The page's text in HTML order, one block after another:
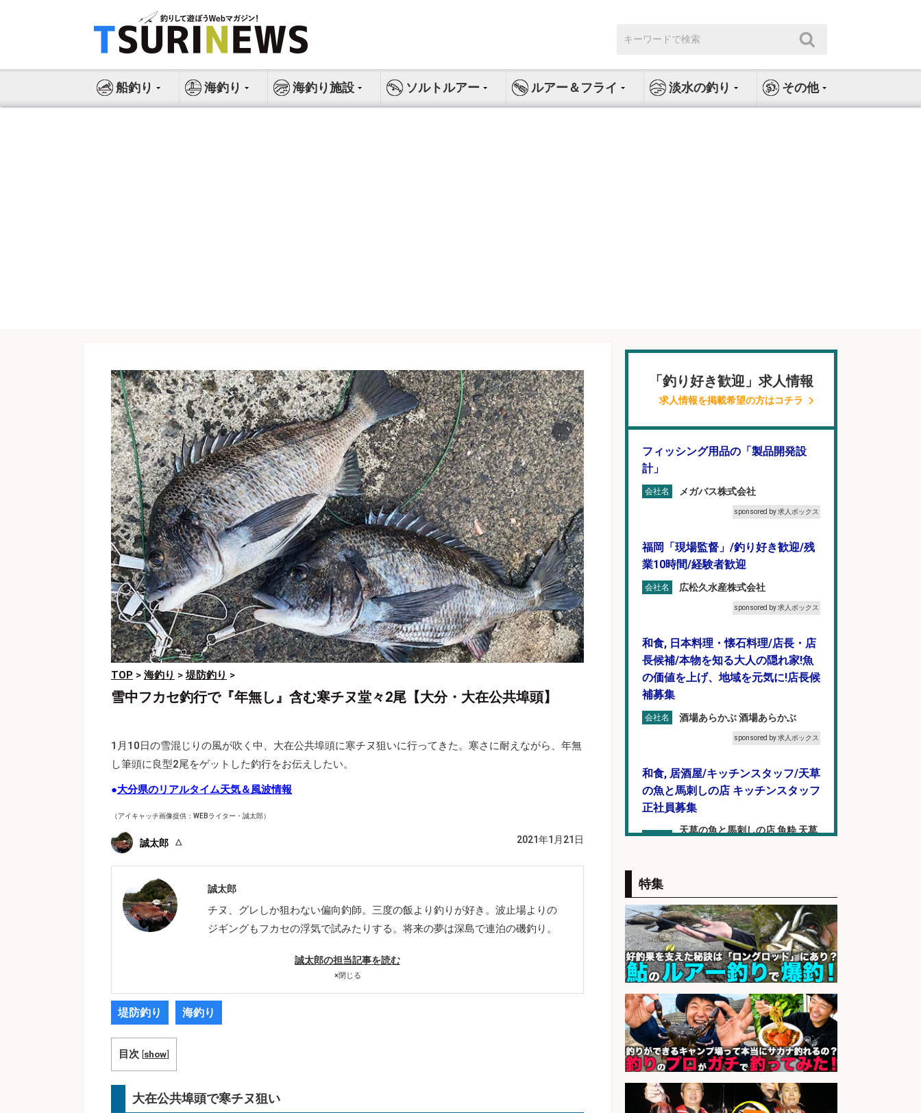
ス
索:
船釣り 海釣り 海釣り施設 ソルトルアー ルアー＆フライ 淡水の釣り その他
TOP > 海釣り >堤防釣り >
雪中フカセ釣行で『年無し』含む寒チヌ堂々2尾【大分・大在公共埠頭】
1月10日の雪混じりの風が吹く中、大在公共埠頭に寒チヌ狙いに行ってきた。寒さに耐えながら、年無
し筆頭に良型2尾をゲットした釣行をお伝えしたい。
●大分県のリアルタイム天気＆風波情報
（アイキャッチ画像提供：WEBライター・誠太郎）
誠太郎 2021年1月21日
誠太郎
チヌ、グレしか狙わない偏向釣師。三度の飯より釣りが好き。波止場よりの
ジギングもフカセの浮気で試みたりする。将来の夢は深島で連泊の磯釣り。
誠太郎の担当記事を読む
×閉じる
堤防釣り 海釣り
目次 [show]
大在公共埠頭で寒チヌ狙い
「釣り好き歓迎」求人情報
求人情報を掲載希望の方はコチラ
フィッシング用品の「製品開発設
計」
会社名 メガバス株式会社
sponsored by 求人ボックス
福岡「現場監督」/釣り好き歓迎/残
業10時間/経験者歓迎
会社名 広松久水産株式会社
sponsored by 求人ボックス
和食, 日本料理・懐石料理/店長・店
長候補/本物を知る大人の隠れ家!魚
の価値を上げ、地域を元気に!店長候
補募集
会社名 酒場あらかぶ 酒場あらかぶ
sponsored by 求人ボックス
和食, 居酒屋/キッチンスタッフ/天草
の魚と馬刺しの店 キッチンスタッフ
正社員募集
会社名
天草の魚と馬刺しの店 魚粋 天草
営業事務/釣り具メーカーでの営業
アシスタントのお仕事/残業なし/即
日勤務可/営業事務/軽作業
会社名 株式会社パソナ
sponsored by 求人ボックス
釣り好き必見「釣具の設計開
発」/DAIWA公認製品/年休117日
会社名
株式会社スポーツライフプラネ
ッツ
sponsored by 求人ボックス
特集